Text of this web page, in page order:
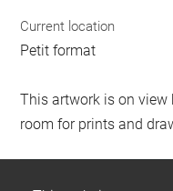
Current location
Petit format
This artwork is on view
room for prints and